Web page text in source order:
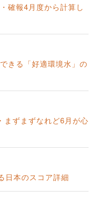
確報4月度から計算し
きる「好適環境水」の
まずまずなれど6月が心
日本のスコア詳細